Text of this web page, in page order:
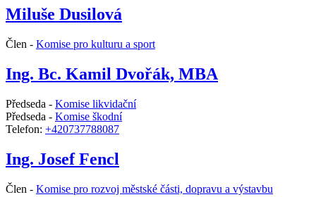
Miluše Dusilová
Člen - Komise pro kulturu a sport
Ing. Bc. Kamil Dvořák, MBA
Předseda - Komise likvidační
Předseda - Komise škodní
Telefon: +420737788087
Ing. Josef Fencl
Člen - Komise pro rozvoj městské části, dopravu a výstavbu